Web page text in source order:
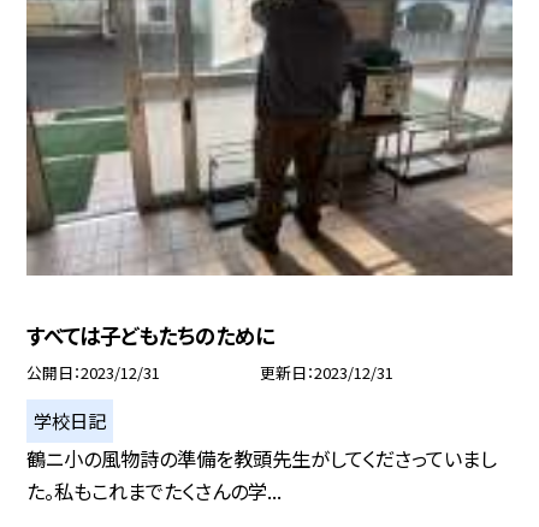
すべては子どもたちのために
公開日 2023/12/31 更新日 2023/12/31
学校日記
鶴ニ小の風物詩の準備を教頭先生がしてくださっていまし
た。私もこれまでたくさんの学...